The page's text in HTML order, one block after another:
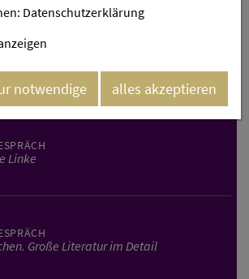
Der 13. August 1961 und die Folgen
Reiner Haseloff und Christine
Linke
Große Literatur im Detail
Datenschutzerklärung
notwendige alles akzeptieren